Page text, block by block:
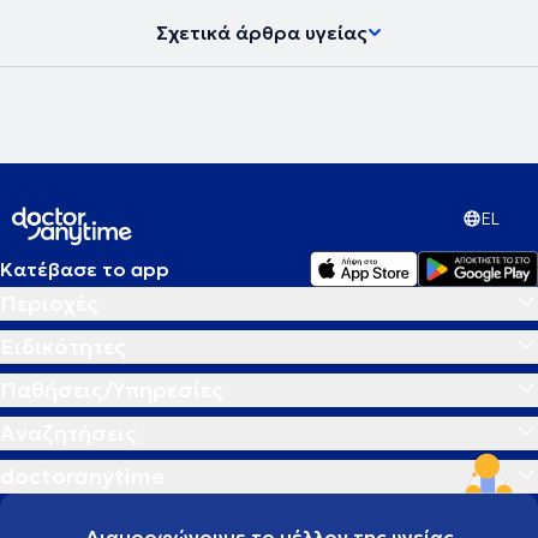
Σχετικά άρθρα υγείας
EL
Κατέβασε το app